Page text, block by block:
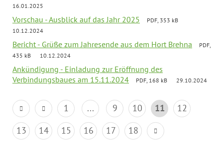
16.01.2025
Vorschau - Ausblick auf das Jahr 2025
PDF, 353 kB
10.12.2024
Bericht - Grüße zum Jahresende aus dem Hort Brehna
PDF,
435 kB
10.12.2024
Ankündigung - Einladung zur Eröffnung des
Verbindungsbaues am 15.11.2024
PDF, 168 kB 29.10.2024
1 ... 9 10 11
12
13
14 15 16 17 18